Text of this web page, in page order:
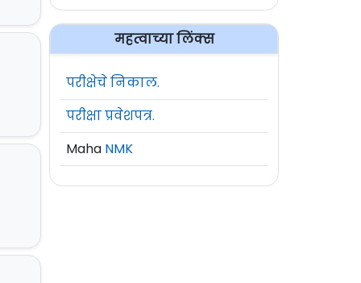
महत्वाच्या लिंक्स
परीक्षेचे निकाल.
परीक्षा प्रवेशपत्र.
Maha NMK